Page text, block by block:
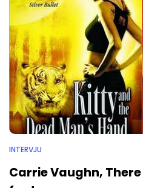
INTERVJU
Carrie Vaughn,